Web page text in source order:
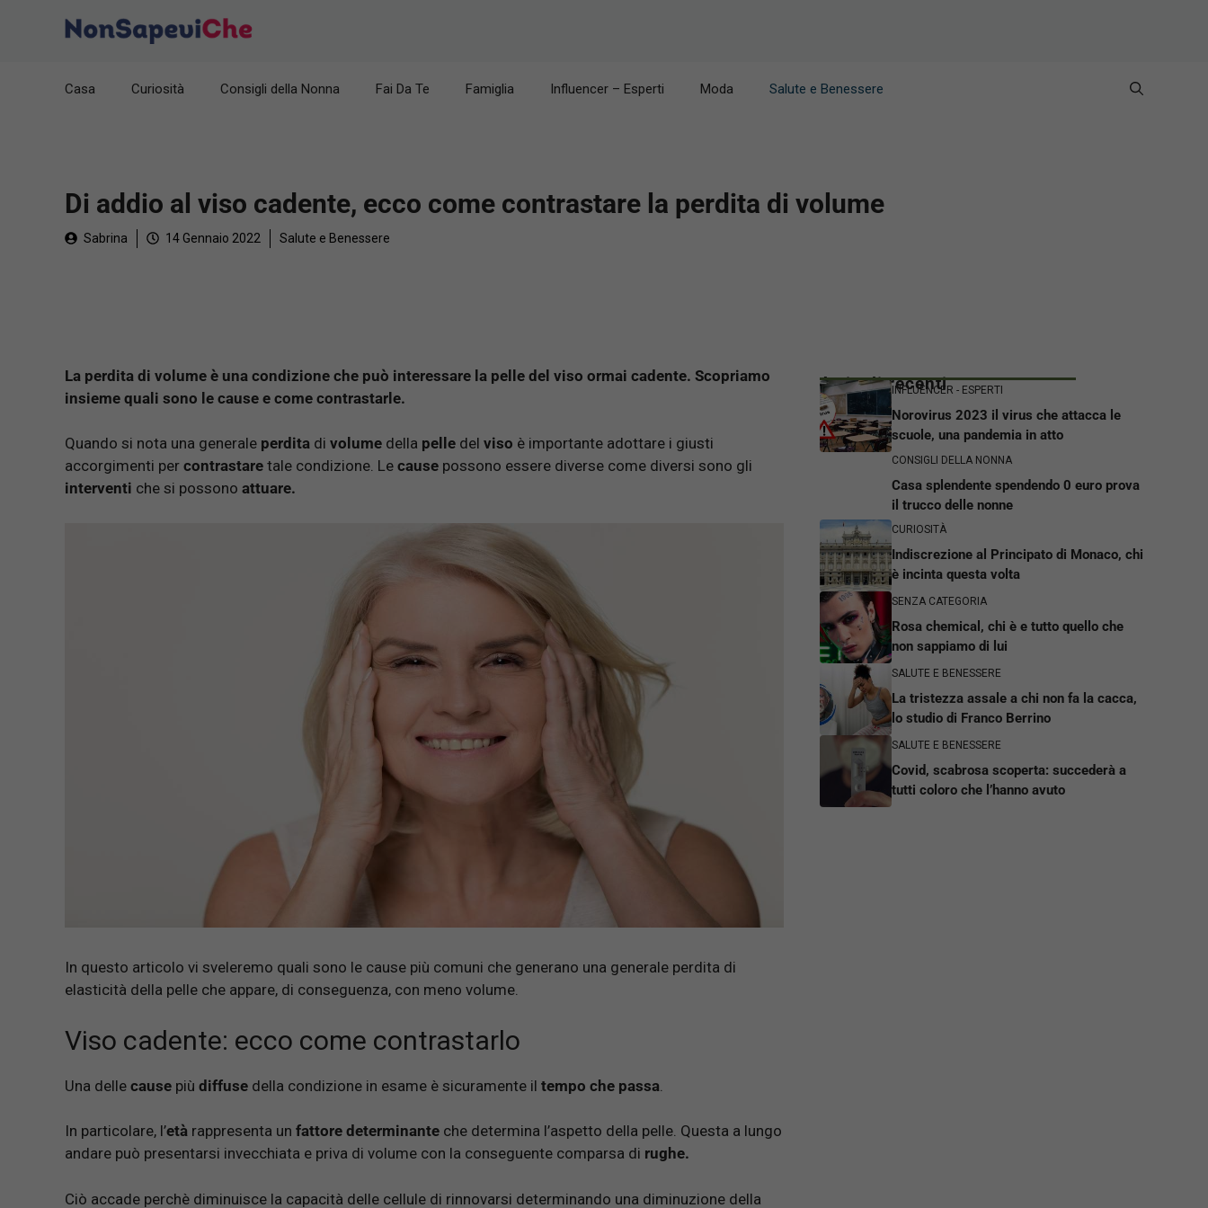
Casa Curiosità Consigli della Nonna Fai Da Te Famiglia Influencer – Esperti Moda Salute e Benessere
Di addio al viso cadente, ecco come contrastare la perdita di volume
Sabrina 14 Gennaio 2022 Salute e Benessere
La perdita di volume è una condizione che può interessare la pelle del viso ormai cadente. Scopriamo
insieme quali sono le cause e come contrastarle.
Quando si nota una generale perdita di volume della pelle del viso è importante adottare i giusti
accorgimenti per contrastare tale condizione. Le cause possono essere diverse come diversi sono gli
interventi che si possono attuare.
In questo articolo vi sveleremo quali sono le cause più comuni che generano una generale perdita di
elasticità della pelle che appare, di conseguenza, con meno volume.
Viso cadente: ecco come contrastarlo
Una delle cause più diffuse della condizione in esame è sicuramente il tempo che passa
In particolare, l’età rappresenta un fattore determinante che determina l’aspetto della pelle. Questa a lungo
andare può presentarsi invecchiata e priva di volume con la conseguente comparsa di rughe.
Ciò accade perchè diminuisce la capacità delle cellule di rinnovarsi determinando una diminuzione della
Articoli recentiINFLUENCER - ESPERTI
Norovirus 2023 il virus che attacca le
scuole, una pandemia in atto
CONSIGLI DELLA NONNA
Casa splendente spendendo 0 euro prova
il trucco delle nonne
CURIOSITÀ
Indiscrezione al Principato di Monaco, chi
è incinta questa volta
SENZA CATEGORIA
Rosa chemical, chi è e tutto quello che
non sappiamo di lui
SALUTE E BENESSERE
La tristezza assale a chi non fa la cacca,
lo studio di Franco Berrino
SALUTE E BENESSERE
Covid, scabrosa scoperta: succederà a
tutti coloro che l’hanno avuto